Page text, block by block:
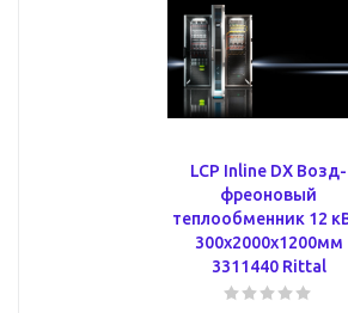
LCP Inline DX Возд-
фреоновый
теплообменник 12
300x2000x1200мм
3311440 Rittal